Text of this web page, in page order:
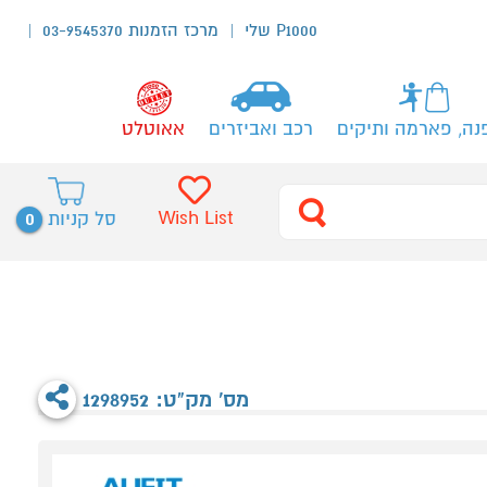
P1000 שלי מרכז הזמנות 03-9545370
פארמה ותיקים רכב ואביזרים אאוטלט
סל קניות 0 Wish List
מס' מק"ט: 1298952